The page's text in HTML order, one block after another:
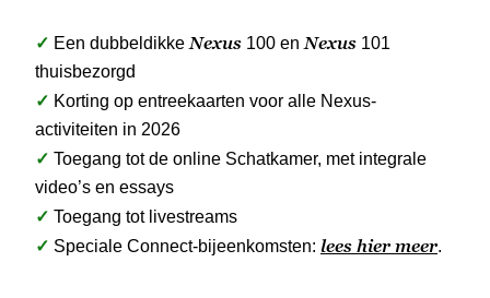
✓ Een dubbeldikke Nexus 100 en Nexus 101
thuisbezorgd
✓ Korting op entreekaarten voor alle Nexus-
activiteiten in 2026
✓ Toegang tot de online Schatkamer, met integrale
video’s en essays
✓ Toegang tot livestreams
✓ Speciale Connect-bijeenkomsten: lees hier meer.